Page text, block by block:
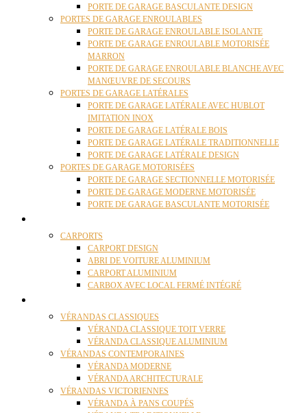
PORTE DE GARAGE BASCULANTE DESIGN
PORTES DE GARAGE ENROULABLES
PORTE DE GARAGE ENROULABLE ISOLANTE
PORTE DE GARAGE ENROULABLE MOTORISÉE
MARRON
PORTE DE GARAGE ENROULABLE BLANCHE AVEC
MANŒUVRE DE SECOURS
PORTES DE GARAGE LATÉRALES
PORTE DE GARAGE LATÉRALE AVEC HUBLOT
IMITATION INOX
PORTE DE GARAGE LATÉRALE BOIS
PORTE DE GARAGE LATÉRALE TRADITIONNELLE
PORTE DE GARAGE LATÉRALE DESIGN
PORTES DE GARAGE MOTORISÉES
PORTE DE GARAGE SECTIONNELLE MOTORISÉE
PORTE DE GARAGE MODERNE MOTORISÉE
PORTE DE GARAGE BASCULANTE MOTORISÉE
CARPORTS
CARPORT DESIGN
ABRI DE VOITURE ALUMINIUM
CARPORT ALUMINIUM
CARBOX AVEC LOCAL FERMÉ INTÉGRÉ
VÉRANDAS CLASSIQUES
VÉRANDA CLASSIQUE TOIT VERRE
VÉRANDA CLASSIQUE ALUMINIUM
VÉRANDAS CONTEMPORAINES
VÉRANDA MODERNE
VÉRANDA ARCHITECTURALE
VÉRANDAS VICTORIENNES
VÉRANDA À PANS COUPÉS